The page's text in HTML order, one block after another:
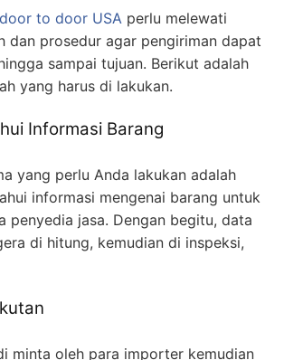
to door USA perlu melewati
dan prosedur agar pengiriman dapat
sampai tujuan. Berikut adalah
yang harus di lakukan.
Informasi Barang
yang perlu Anda lakukan adalah
informasi mengenai barang untuk
penyedia jasa. Dengan begitu, data
di hitung, kemudian di inspeksi,
minta oleh para importer kemudian